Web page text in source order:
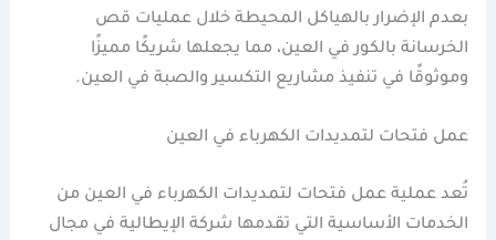
بعدم الإضرار بالهياكل المحيطة خلال عمليات قص
الخرسانة بالكور في العين، مما يجعلها شريكًا مميزًا
وموثوقًا في تنفيذ مشاريع التكسير والصبة في العين.
عمل فتحات لتمديدات الكهرباء في العين
تُعد عملية عمل فتحات لتمديدات الكهرباء في العين من
الخدمات الأساسية التي تقدمها شركة الإيطالية في مجال